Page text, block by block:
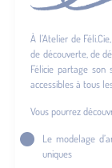
À l’Atelier de
de découverte, de
Félicie partage son
accessibles à tous
Vous pourrez
Le modelage
uniques